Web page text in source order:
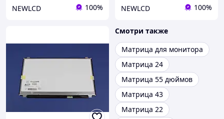
NEWLCD 100% NEWLCD 100%
Смотри также
Матрица для монитора
Матрица 24
Матрица 55 дюймов
Матрица 43
Матрица 22